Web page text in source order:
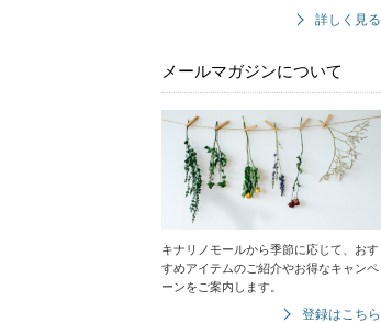
詳しく見る
メールマガジンについて
キナリノモールから季節に応じて、おす
すめアイテムのご紹介やお得なキャンペ
ーンをご案内します。
登録はこちら